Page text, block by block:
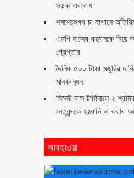
সড়ক অবরোধ
শমশেরনগর চা বাগানে
এমপি নাসের রহমানকে
গ্রেপ্তার
দৈনিক ৫০০ টাকা মজুরির
মানববন্ধন
সিলেট বাস টার্মিনালে ২
নেতৃবৃন্দকে হয়রানি না করার
আবহাওয়া